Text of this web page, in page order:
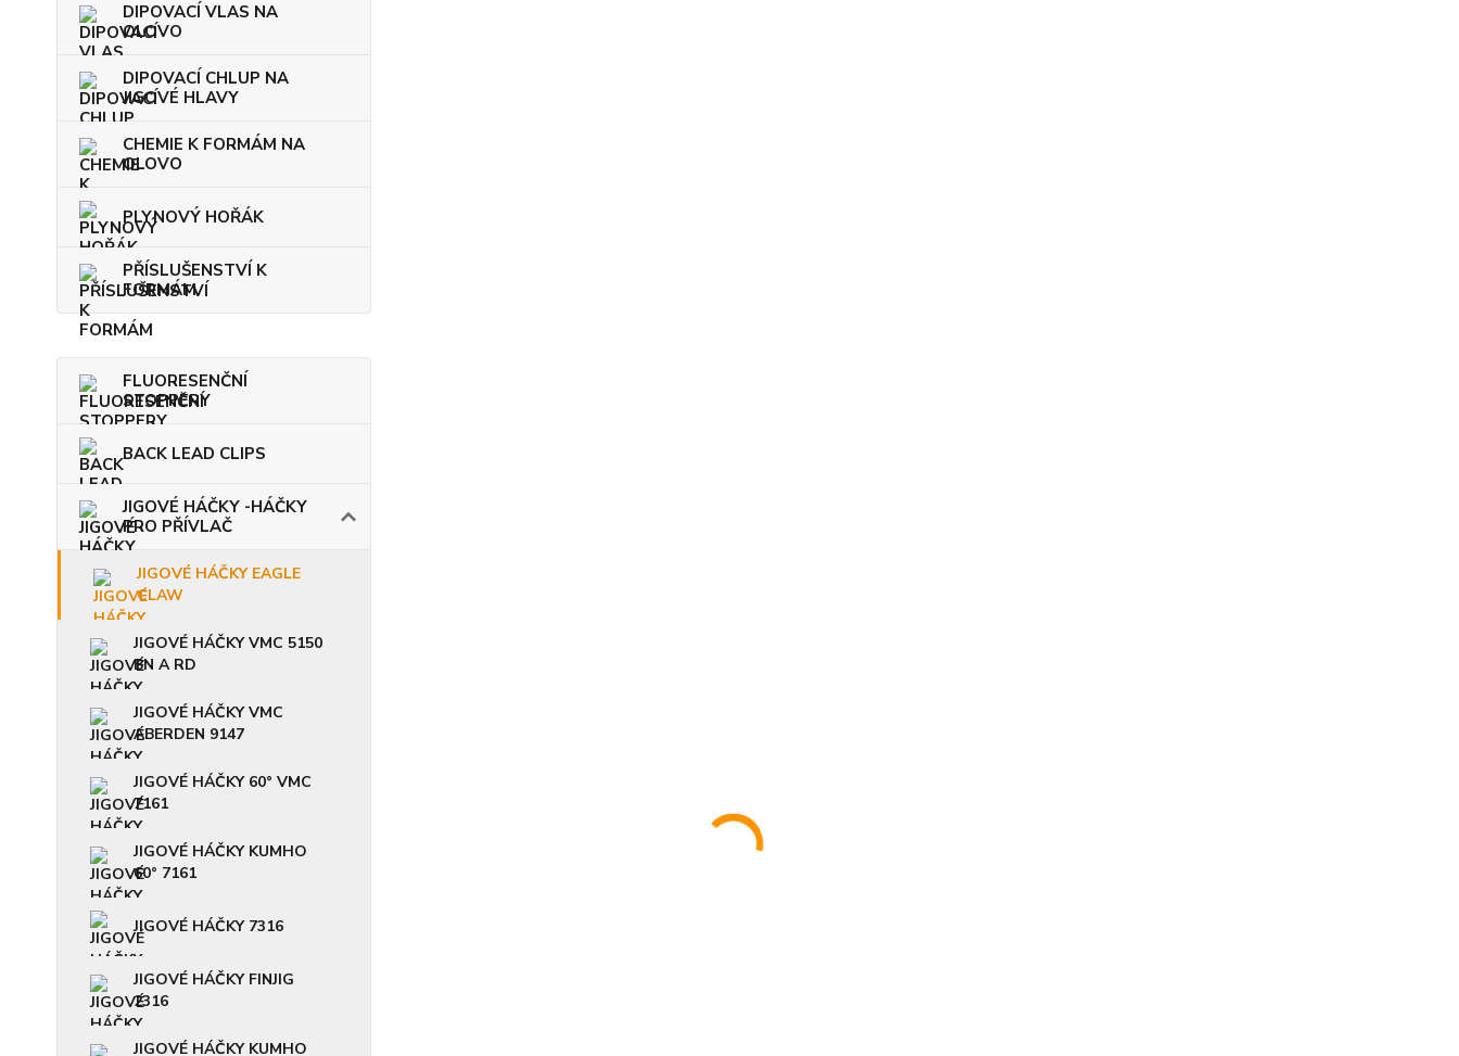
DIPOVACÍ VLAS NA
OLOVO
DIPOVACÍ CHLUP NA
JIGOVÉ HLAVY
CHEMIE K FORMÁM NA
OLOVO
PLYNOVÝ HOŘÁK
PŘÍSLUŠENSTVÍ K
FORMÁM
FLUORESENČNÍ
STOPPERY
BACK LEAD CLIPS
JIGOVÉ HÁČKY -HÁČKY
PRO PŘÍVLAČ
JIGOVÉ HÁČKY EAGLE
CLAW
JIGOVÉ HÁČKY VMC 5150
BN A RD
JIGOVÉ HÁČKY VMC
ABERDEN 9147
JIGOVÉ HÁČKY 60° VMC
7161
JIGOVÉ HÁČKY KUMHO
60° 7161
JIGOVÉ HÁČKY 7316
JIGOVÉ HÁČKY FINJIG
2316
JIGOVÉ HÁČKY KUMHO